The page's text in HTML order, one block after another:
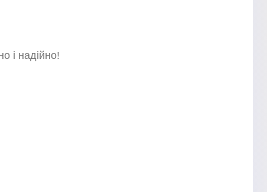
і надійно!